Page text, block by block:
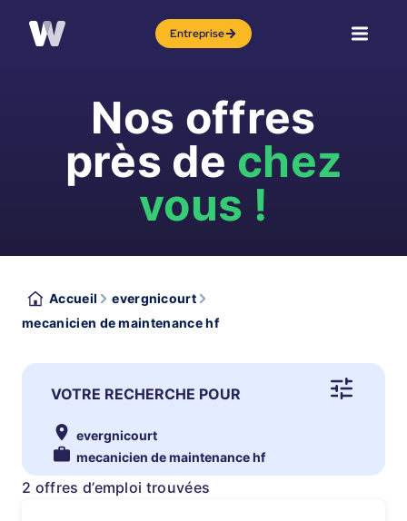
Entreprise
Nos offres
près de chez
vous !
Accueil
evergnicourt
mecanicien de maintenance hf
VOTRE RECHERCHE POUR
evergnicourt
mecanicien de maintenance hf
2 offres d’emploi trouvées